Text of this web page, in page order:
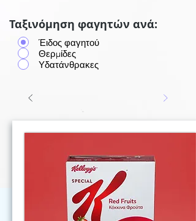
Ταξινόμηση φαγητών ανά:
Έιδος φαγητού
Θερμίδες
Υδατάνθρακες